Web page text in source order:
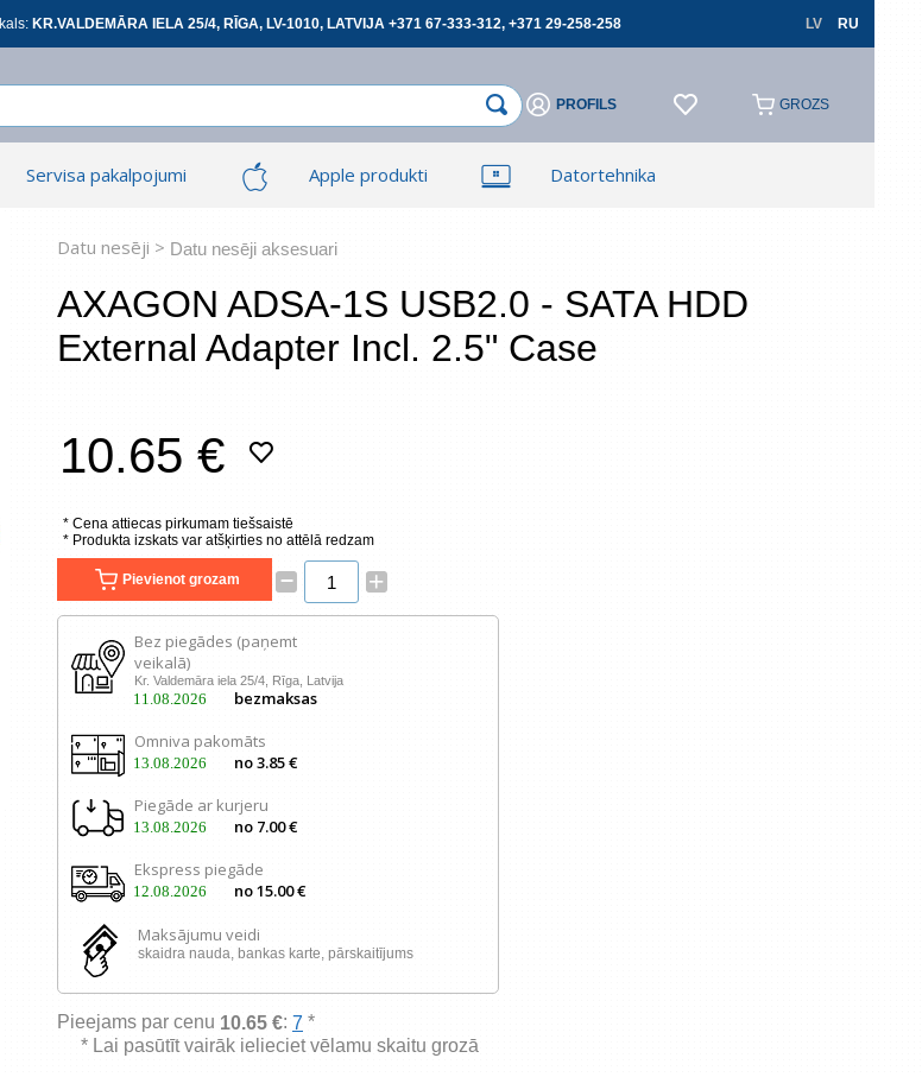
KR.VALDEMĀRA IELA 25/4, RĪGA, LV-1010, LATVIJA +371 67-333-312, +371 29-258-258 LV RU
PROFILS
Ieiet Reģistrēties
Ieiet Reģistrēties
GROZS
Servisa pakalpojumi Apple produkti Datortehnika
produkti Viedierīces
Datu nesēji > Datu nesēji aksesuari
AXAGON ADSA-1S USB2.0 - SATA HDD
External Adapter Incl. 2.5" Case
10.65 €
* Cena attiecas pirkumam tiešsaistē
* Produkta izskats var atšķirties no attēlā redzam
Pievienot grozam – +
Bez piegādes (paņemt
veikalā)
Kr. Valdemāra iela 25/4, Rīga, Latvija
11.08.2026
bezmaksas
Omniva pakomāts
13.08.2026
no 3.85 €
Piegāde ar kurjeru
13.08.2026
no 7.00 €
Ekspress piegāde
12.08.2026 no 15.00 €
Maksājumu veidi
skaidra nauda, ​​bankas karte, pārskaitījums
Pieejams par cenu 10.65 €: 7 *
* Lai pasūtīt vairāk ielieciet vēlamu skaitu grozā